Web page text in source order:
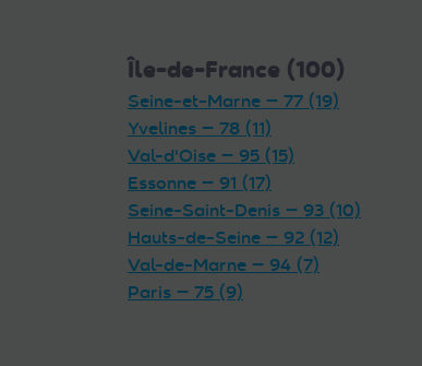
Île-de-France (100)
Seine-et-Marne — 77 (19)
Yvelines — 78 (11)
Val-d'Oise — 95 (15)
Essonne — 91 (17)
Seine-Saint-Denis — 93 (10)
Hauts-de-Seine — 92 (12)
Val-de-Marne — 94 (7)
Paris — 75 (9)